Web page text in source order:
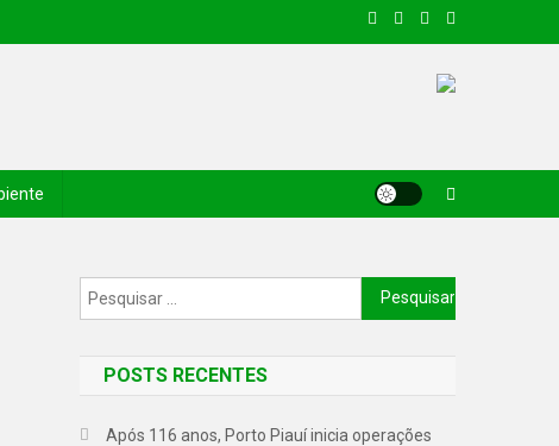
POSTS RECENTES
Após 116 anos, Porto Piauí inicia operações